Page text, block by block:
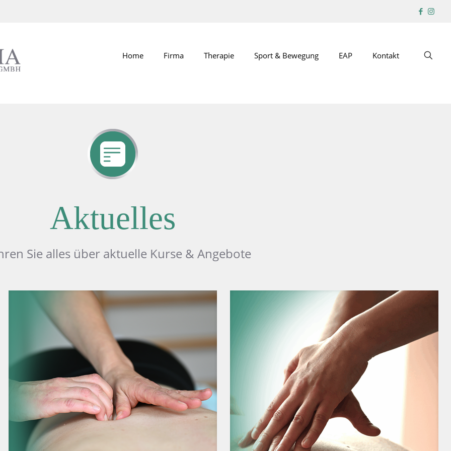
Home Firma Therapie Sport & Bewegung EAP Kontakt
Aktuelles
Sie alles über aktuelle Kurse & Angebote